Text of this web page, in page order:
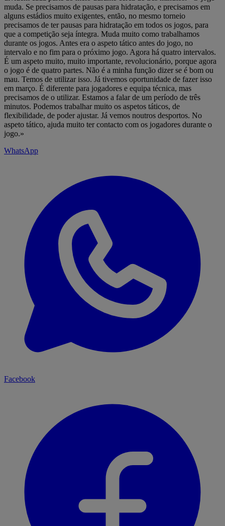
muda. Se precisamos de pausas para hidratação, e precisamos em
alguns estádios muito exigentes, então, no mesmo torneio
precisamos de ter pausas para hidratação em todos os jogos, para
que a competição seja íntegra. Muda muito como trabalhamos
durante os jogos. Antes era o aspeto tático antes do jogo, no
intervalo e no fim para o próximo jogo. Agora há quatro intervalos.
É um aspeto muito, muito importante, revolucionário, porque agora
o jogo é de quatro partes. Não é a minha função dizer se é bom ou
mau. Temos de utilizar isso. Já tivemos oportunidade de fazer isso
em março. É diferente para jogadores e equipa técnica, mas
precisamos de o utilizar. Estamos a falar de um período de três
minutos. Podemos trabalhar muito os aspetos táticos, de
flexibilidade, de poder ajustar. Já vemos noutros desportos. No
aspeto tático, ajuda muito ter contacto com os jogadores durante o
jogo.»
WhatsApp
Facebook